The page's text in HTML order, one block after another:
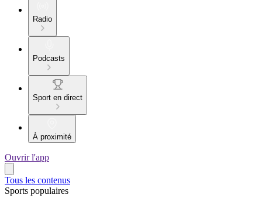
Radio
Podcasts
Sport en direct
À proximité
Ouvrir l'app
Tous les contenus
Sports populaires